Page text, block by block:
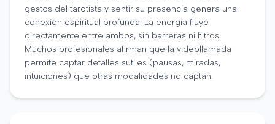
gestos del tarotista y sentir su presencia genera una
conexión espiritual profunda. La energía fluye
directamente entre ambos, sin barreras ni filtros.
Muchos profesionales afirman que la videollamada
permite captar detalles sutiles (pausas, miradas,
intuiciones) que otras modalidades no captan.